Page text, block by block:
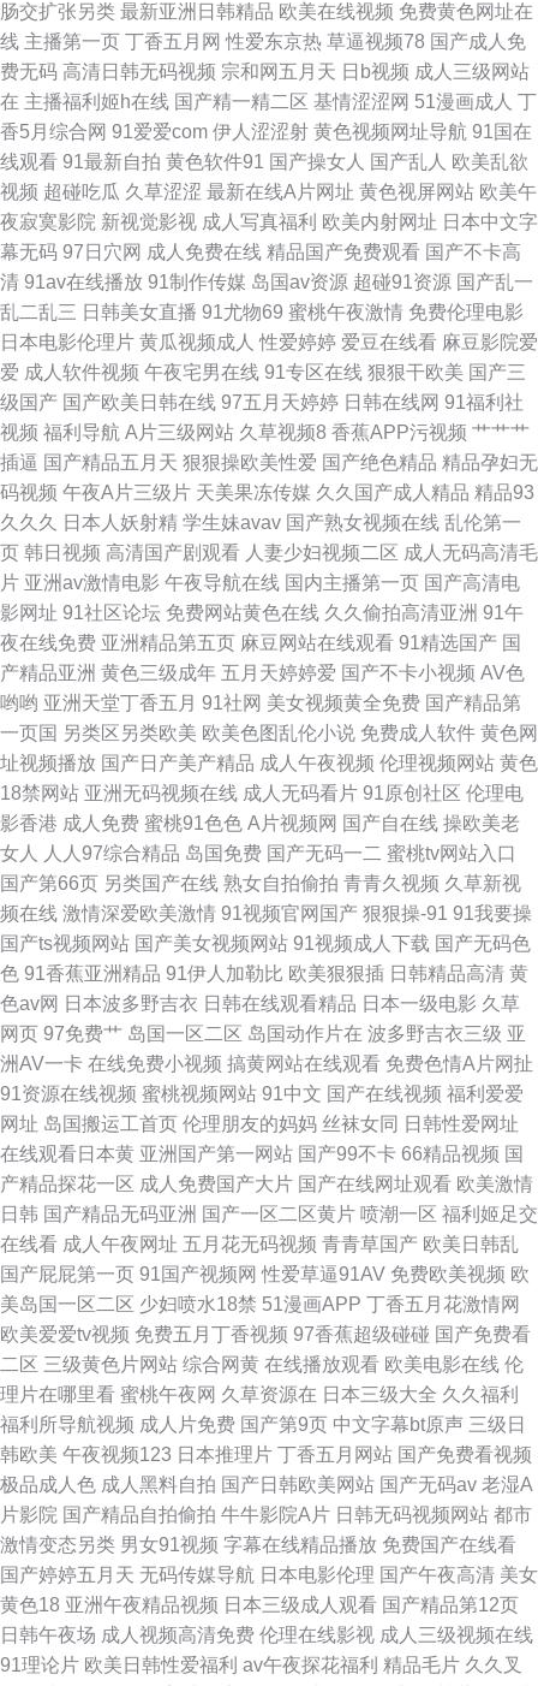
精品久久中文字 午夜福利电影一区二区 日韩精品无码tv 超碰福利人人乐 免
费观看91看片 综合瑟站 成人福利视频 首页成人免费入口 抖阴极品入口 人妻
丝袜一区二区三区 福利AV网站 91app成人破解 久久亚洲熟妇中文字幕 95资
源超碰 日韩久久伊人 91色情视频在线观看入口 久热只精品在线 97国产情侣
自拍 伊人日韩无码 加勒比东京热色图AV 中文八区2页 俺也去av 日韩欧美中
文字 成人天堂 四虎精品久久精品 爱豆伊人自拍 中文字幕188 久草精品福利
视频 91免费在线观看网页 影音先锋av中文字幕 欧美精品91爱爱 91麻豆视屏
深爱妞妞导航 成全影院热门电视剧 91吃瓜黑社 极品影院 香蕉嫩草 www久
久 1024看片成人版 麻豆精品无码 91传媒色网站 极品国产极品美女在线 91
大香萑 国产性爱不卡在线观看 先锋影音成人Av站 aV不卡在线看 日韩刺激福
利网址 91精东传媒果冻传媒 91av黑丝 东京热乱文 欧美日韩国产操逼网 91
视频综合大全 麻豆传媒二区 91prontv 97淫网 久久艹网网啊 四虎野音 豆花
视频在线 亚洲色天堂五月丁香 九九精品成人 91成人电影 国产久久青草 91草
逼视频网 国产精品乱轮一区二区
肠交扩张另类 最新亚洲日韩精品 欧美在线视频 免费黄色网址在
线 主播第一页 丁香五月网 性爱东京热 草逼视频78 国产成人免
费无码 高清日韩无码视频 宗和网五月天 日b视频 成人三级网站
在 主播福利姬h在线 国产精一精二区 基情涩涩网 51漫画成人 丁
香5月综合网 91爱爱com 伊人涩涩射 黄色视频网址导航 91国在
线观看 91最新自拍 黄色软件91 国产操女人 国产乱人 欧美乱欲
视频 超碰吃瓜 久草涩涩 最新在线A片网址 黄色视屏网站 欧美午
夜寂寞影院 新视觉影视 成人写真福利 欧美内射网址 日本中文字
幕无码 97日穴网 成人免费在线 精品国产免费观看 国产不卡高
清 91av在线播放 91制作传媒 岛国av资源 超碰91资源 国产乱一
乱二乱三 日韩美女直播 91尤物69 蜜桃午夜激情 免费伦理电影
日本电影伦理片 黄瓜视频成人 性爱婷婷 爱豆在线看 麻豆影院爱
爱 成人软件视频 午夜宅男在线 91专区在线 狠狠干欧美 国产三
级国产 国产欧美日韩在线 97五月天婷婷 日韩在线网 91福利社
视频 福利导航 A片三级网站 久草视频8 香蕉APP污视频 艹艹艹
插逼 国产精品五月天 狠狠操欧美性爱 国产绝色精品 精品孕妇无
码视频 午夜A片三级片 天美果冻传媒 久久国产成人精品 精品93
久久久
日本人妖射精 学生妹avav 国产熟女视频在线 乱伦第一
页 韩日视频 高清国产剧观看 人妻少妇视频二区 成人无码高清毛
片 亚洲av激情电影 午夜导航在线 国内主播第一页 国产高清电
影网址 91社区论坛 免费网站黄色在线 久久偷拍高清亚洲 91午
夜在线免费 亚洲精品第五页 麻豆网站在线观看 91精选国产 国
产精品亚洲 黄色三级成年 五月天婷婷爱 国产不卡小视频 AV色
哟哟 亚洲天堂丁香五月 91社网 美女视频黄全免费 国产精品第
一页国 另类区另类欧美 欧美色图乱伦小说 免费成人软件 黄色网
址视频播放 国产日产美产精品 成人午夜视频 伦理视频网站 黄色
18禁网站 亚洲无码视频在线 成人无码看片 91原创社区 伦理电
影香港 成人免费 蜜桃91色色 A片视频网 国产自在线 操欧美老
女人
人人97综合精品 岛国免费 国产无码一二 蜜桃tv网站入口
国产第66页 另类国产在线 熟女自拍偷拍 青青久视频 久草新视
频在线 激情深爱欧美激情 91视频官网国产 狠狠操-91 91我要操
国产ts视频网站 国产美女视频网站 91视频成人下载 国产无码色
色 91香蕉亚洲精品 91伊人加勒比 欧美狠狠插 日韩精品高清 黄
色av网 日本波多野吉衣 日韩在线观看精品 日本一级电影 久草
网页 97免费艹 岛国一区二区 岛国动作片在 波多野吉衣三级 亚
洲AV一卡 在线免费小视频 搞黄网站在线观看 免费色情A片网扯
91资源在线视频 蜜桃视频网站 91中文 国产在线视频 福利爱爱
网址 岛国搬运工首页 伦理朋友的妈妈 丝袜女同 日韩性爱网址
在线观看日本黄 亚洲国产第一网站 国产99不卡 66精品视频 国
产精品探花一区 成人免费国产大片 国产在线网址观看 欧美激情
日韩 国产精品无码亚洲 国产一区二区黄片 喷潮一区 福利姬足交
在线看 成人午夜网址 五月花无码视频 青青草国产 欧美日韩乱
国产屁屁第一页 91国产视频网 性爱草逼91AV 免费欧美视频 欧
美岛国一区二区 少妇喷水18禁 51漫画APP 丁香五月花激情网
欧美爱爱tv视频 免费五月丁香视频 97香蕉超级碰碰 国产免费看
二区 三级黄色片网站 综合网黄 在线播放观看 欧美电影在线 伦
理片在哪里看 蜜桃午夜网 久草资源在 日本三级大全 久久福利
福利所导航视频 成人片免费 国产第9页 中文字幕bt原声 三级日
韩欧美 午夜视频123 日本推理片 丁香五月网站 国产免费看视频
极品成人色 成人黑料自拍 国产日韩欧美网站 国产无码av 老湿A
片影院 国产精品自拍偷拍 牛牛影院A片 日韩无码视频网站 都市
激情变态另类 男女91视频 字幕在线精品播放 免费国产在线看
国产婷婷五月天 无码传媒导航 日本电影伦理 国产午夜高清 美女
黄色18 亚洲午夜精品视频 日本三级成人观看 国产精品第12页
日韩午夜场 成人视频高清免费 伦理在线影视 成人三级视频在线
91理论片 欧美日韩性爱福利 av午夜探花福利 精品毛片 久久叉